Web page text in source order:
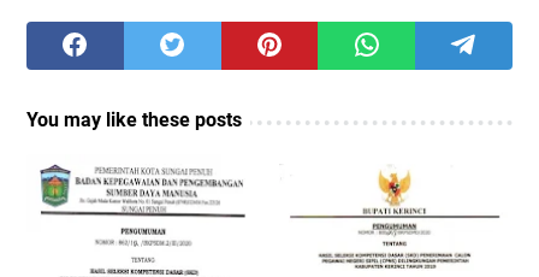
You may like these posts